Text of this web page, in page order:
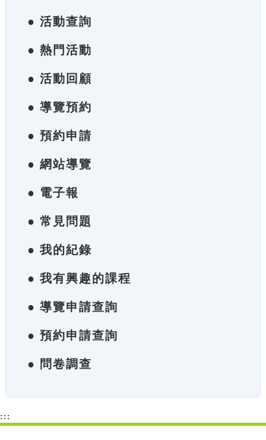
● 活動查詢
● 熱門活動
● 活動回顧
● 導覽預約
● 預約申請
● 網站導覽
● 電子報
● 常見問題
● 我的紀錄
● 我有興趣的課程
● 導覽申請查詢
● 預約申請查詢
● 問卷調查
:::